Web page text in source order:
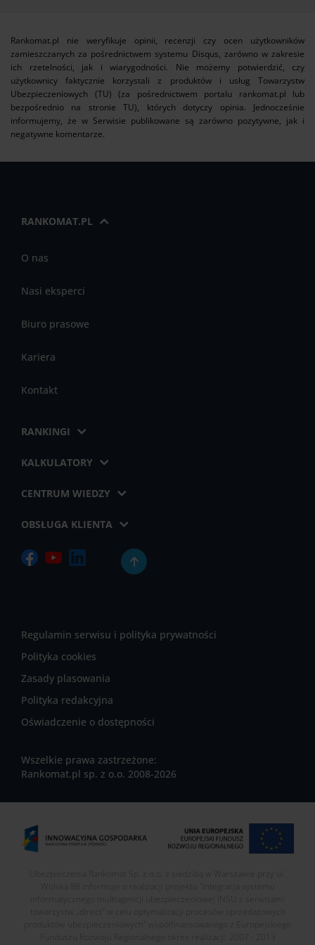
Rankomat.pl nie weryfikuje opinii, recenzji czy ocen użytkowników
zamieszczanych za pośrednictwem systemu Disqus, zarówno w zakresie
ich rzetelności, jak i wiarygodności. Nie możemy potwierdzić, czy
użytkownicy faktycznie korzystali z produktów i usług Towarzystw
Ubezpieczeniowych (TU) (za pośrednictwem portalu rankomat.pl lub
bezpośrednio na stronie TU), których dotyczy opinia. Jednocześnie
informujemy, że w Serwisie publikowane są zarówno pozytywne, jak i
negatywne komentarze.
RANKOMAT.PL
O nas
Nasi eksperci
Biuro prasowe
Kariera
Kontakt
RANKINGI
KALKULATORY
CENTRUM WIEDZY
OBSŁUGA KLIENTA
Regulamin serwisu i polityka prywatności
Polityka cookies
Zasady plasowania
Polityka redakcyjna
Oświadczenie o dostępności
Wszelkie prawa zastrzeżone:
Rankomat.pl sp. z o.o. 2008-2026